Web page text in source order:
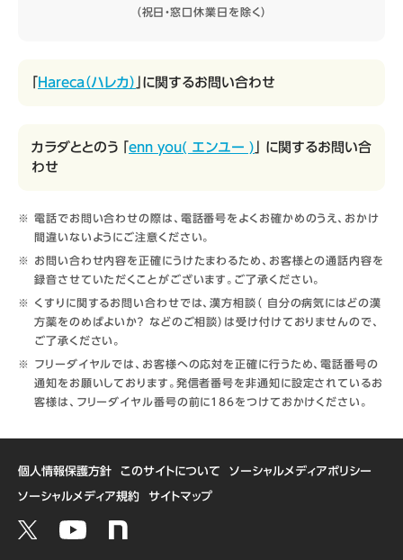
（祝日・窓口休業日を除く）
Hareca（ハレカ） 」に関するお問い合わせ
カラダととのう 「 enn you( エンユー ) 」 に関するお問い合
わせ
電話でお問い合わせの際は、電話番号をよくお確かめのうえ、おかけ
間違いないようにご注意ください。
お問い合わせ内容を正確にうけたまわるため、お客様との通話内容を
録音させていただくことがございます。ご了承ください。
くすりに関するお問い合わせでは、漢方相談（ 自分の病気にはどの漢
方薬をのめばよいか？ などのご相談）は受け付けておりませんので、
ご了承ください。
フリーダイヤルでは、お客様への応対を正確に行うため、電話番号の
通知をお願いしております。発信者番号を非通知に設定されているお
客様は、フリーダイヤル番号の前に186をつけておかけください。
個人情報保護方針 このサイトについて ソーシャルメディアポリシー
ソーシャルメディア規約 サイトマップ